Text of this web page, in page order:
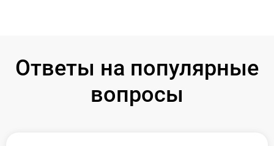
Ответы на популярные
вопросы